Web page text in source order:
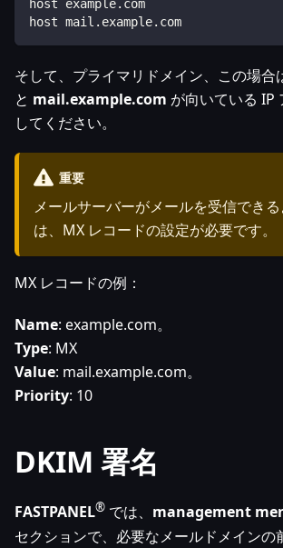
host example.com
host mail.example.com
そして、プライマリドメイン、この場合
と mail.example.com が向いている IP
してください。
重要
メールサーバーがメールを受信でき
は、MX レコードの設定が必要です。
MX レコードの例：
Name: example.com。
Type: MX
Value: mail.example.com。
Priority: 10
DKIM 署名
FASTPANEL® では、 management
セクションで、必要なメールドメインの